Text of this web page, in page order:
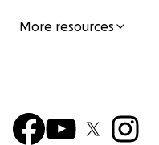
More resources